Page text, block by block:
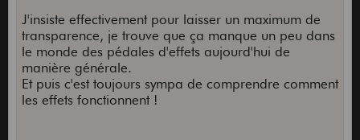
J'insiste effectivement pour laisser un maximum de
transparence, je trouve que ça manque un peu dans
le monde des pédales d'effets aujourd'hui de
manière générale.
Et puis c'est toujours sympa de comprendre comment
les effets fonctionnent !